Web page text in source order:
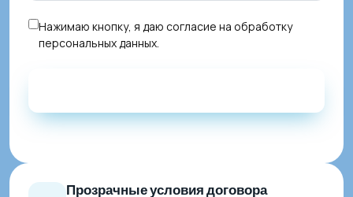
Нажимаю кнопку, я даю согласие на обработку
персональных данных.
Прозрачные условия договора